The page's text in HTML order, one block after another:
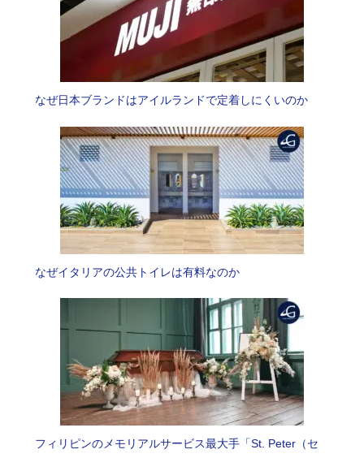
なぜ日本ブランドはアイルランドで定着しにくいのか
なぜイタリアの公共トイレは有料なのか
フィリピンのメモリアルサービス最大手「St. Peter（セ